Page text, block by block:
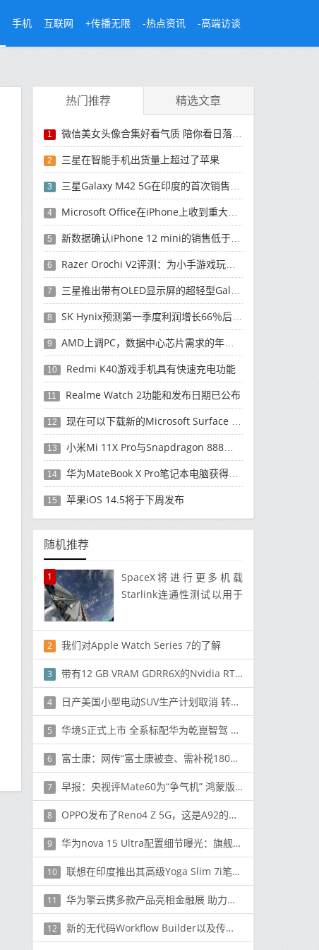
手机 互联网 +传播无限 -热点资讯 -高端访谈
热门推荐 精选文章
1 微信美女头像合集好看气质 陪你看日落的人比日落更浪漫
2 三星在智能手机出货量上超过了苹果
3 三星Galaxy M42 5G在印度的首次销售将于今晚开始
4 Microsoft Office在iPhone上收到重大更新
5 新数据确认iPhone 12 mini的销售低于预期
6 Razer Orochi V2评测：为小手游戏玩家设计的鼠标
7 三星推出带有OLED显示屏的超轻型Galaxy Book Pro和Galaxy Book Pro 360笔记本电脑
8 SK Hynix预测第一季度利润增长66％后，对芯片的需求将增强
9 AMD上调PC，数据中心芯片需求的年度收入预测
10 Redmi K40游戏手机具有快速充电功能
11 Realme Watch 2功能和发布日期已公布
12 现在可以下载新的Microsoft Surface Duo更新
13 小米Mi 11X Pro与Snapdragon 888处理器一起发布
14 华为MateBook X Pro笔记本电脑获得全新升级
15 苹果iOS 14.5将于下周发布
随机推荐
1
SpaceX将进行更多机载
Starlink连通性测试以用于
2 我们对Apple Watch Series 7的了解
3 带有12 GB VRAM GDRR6X的Nvidia RTX 3090通过认证
4 日产美国小型电动SUV生产计划取消 转至英国工厂
5 华境S正式上市 全系标配华为乾崑智驾 超级置换价14.98万元起
6 富士康：网传“富士康被查、需补税1800亿”等均为谣言
7 早报：央视评Mate60为“争气机” 鸿蒙版PC或明年推出
8 OPPO发布了Reno4 Z 5G，这是A92的更名版本
9 华为nova 15 Ultra配置细节曝光：旗舰主摄+红枫镜头
10 联想在印度推出其高级Yoga Slim 7i笔记本电脑
11 华为擎云携多款产品亮相金融展 助力金融业数字化升级
12 新的无代码Workflow Builder以及传统电子邮件用户参与Slack消息传递的能力